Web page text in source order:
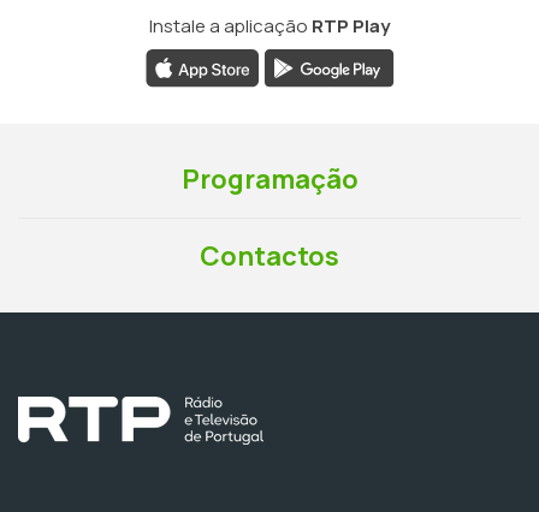
Instale a aplicação RTP Play
Programação
Contactos